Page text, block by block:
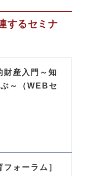
するセミナ
財産入門～知
～（WEBセ
ォーラム］